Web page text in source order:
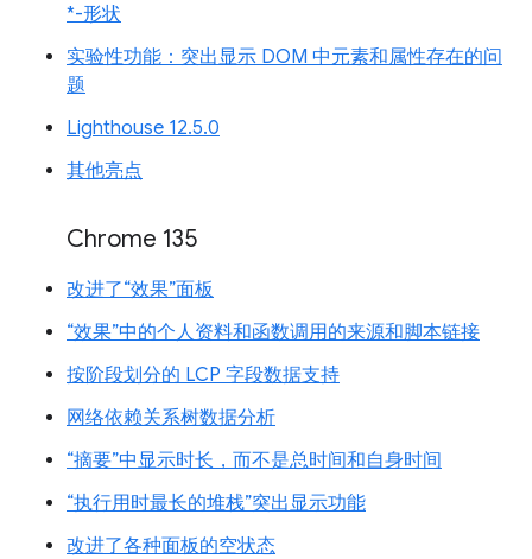
*-形状
实验性功能：突出显示 DOM 中元素和属性存在的问
题
Lighthouse 12.5.0
其他亮点
Chrome 135
改进了“效果”面板
“效果”中的个人资料和函数调用的来源和脚本链接
按阶段划分的 LCP 字段数据支持
网络依赖关系树数据分析
“摘要”中显示时长，而不是总时间和自身时间
“执行用时最长的堆栈”突出显示功能
改进了各种面板的空状态